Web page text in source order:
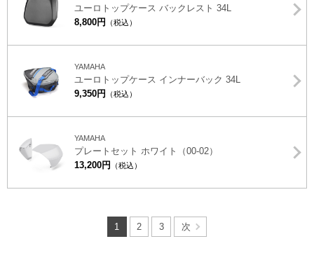
ユーロトップケース バックレスト 34L
8,800円
（税込）
YAMAHA
ユーロトップケース インナーバック 34L
9,350円
（税込）
YAMAHA
プレートセット ホワイト（00-02）
13,200円
（税込）
1 2 3 次